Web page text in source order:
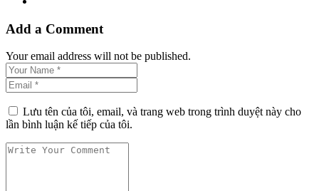
Add a Comment
Your email address will not be published.
Lưu tên của tôi, email, và trang web trong trình duyệt này cho
lần bình luận kế tiếp của tôi.